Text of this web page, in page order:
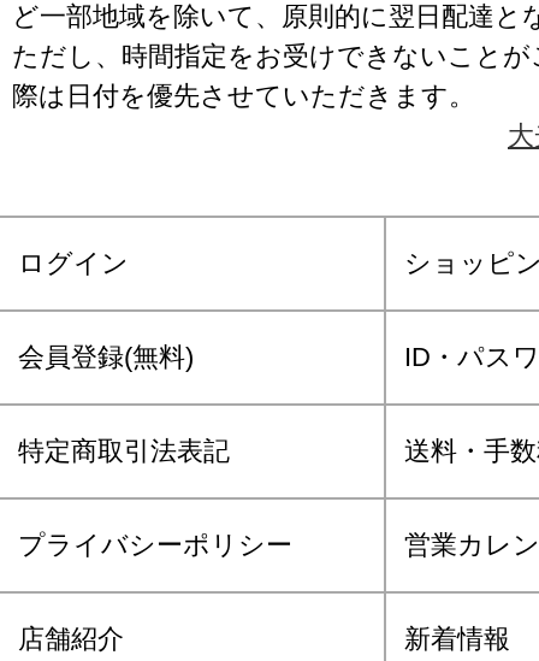
ど一部地域を除いて、原則的に翌日配達と
ただし、時間指定をお受けできないこと
際は日付を優先させていただきます。
ログイン ショッピ
会員登録(無料) ID・パス
特定商取引法表記 送料・手
プライバシーポリシー 営業カレ
店舗紹介 新着情報